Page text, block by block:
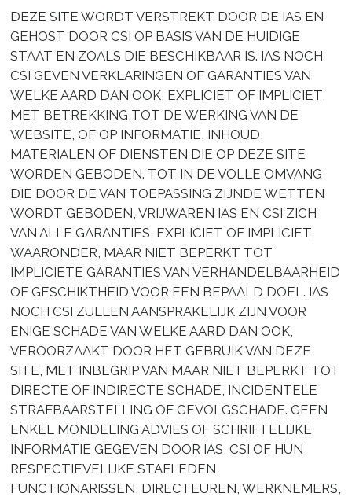
DEZE SITE WORDT VERSTREKT DOOR DE IAS EN
GEHOST DOOR CSI OP BASIS VAN DE HUIDIGE
STAAT EN ZOALS DIE BESCHIKBAAR IS. IAS NOCH
CSI GEVEN VERKLARINGEN OF GARANTIES VAN
WELKE AARD DAN OOK, EXPLICIET OF IMPLICIET,
MET BETREKKING TOT DE WERKING VAN DE
WEBSITE, OF OP INFORMATIE, INHOUD,
MATERIALEN OF DIENSTEN DIE OP DEZE SITE
WORDEN GEBODEN. TOT IN DE VOLLE OMVANG
DIE DOOR DE VAN TOEPASSING ZIJNDE WETTEN
WORDT GEBODEN, VRIJWAREN IAS EN CSI ZICH
VAN ALLE GARANTIES, EXPLICIET OF IMPLICIET,
WAARONDER, MAAR NIET BEPERKT TOT
IMPLICIETE GARANTIES VAN VERHANDELBAARHEID
OF GESCHIKTHEID VOOR EEN BEPAALD DOEL. IAS
NOCH CSI ZULLEN AANSPRAKELIJK ZIJN VOOR
ENIGE SCHADE VAN WELKE AARD DAN OOK,
VEROORZAAKT DOOR HET GEBRUIK VAN DEZE
SITE, MET INBEGRIP VAN MAAR NIET BEPERKT TOT
DIRECTE OF INDIRECTE SCHADE, INCIDENTELE
STRAFBAARSTELLING OF GEVOLGSCHADE. GEEN
ENKEL MONDELING ADVIES OF SCHRIFTELIJKE
INFORMATIE GEGEVEN DOOR IAS, CSI OF HUN
RESPECTIEVELIJKE STAFLEDEN,
FUNCTIONARISSEN, DIRECTEUREN, WERKNEMERS,